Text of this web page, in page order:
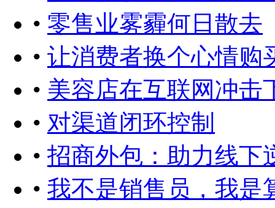
• 零售业雾霾何日散去
• 让消费者换个心情购
• 美容店在互联网冲击
• 对渠道闭环控制
• 招商外包：助力线下
• 我不是销售员，我是